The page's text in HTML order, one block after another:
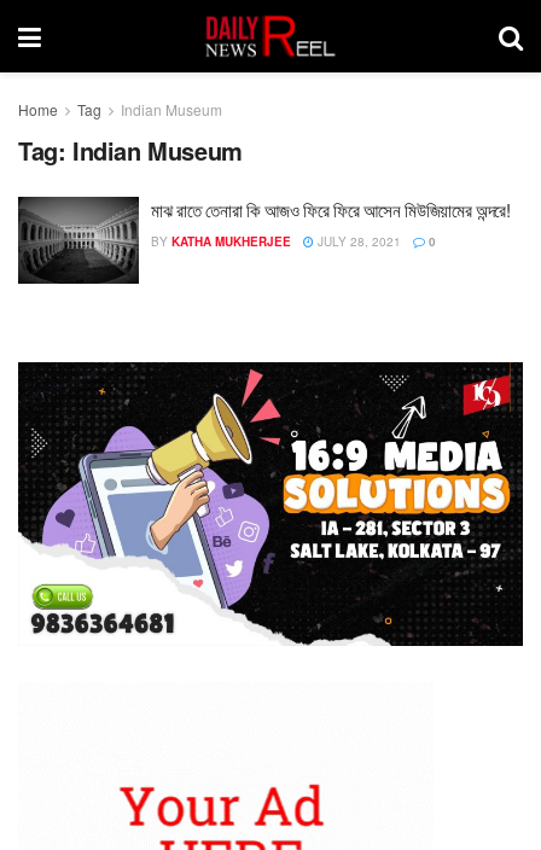
Home Tag Indian Museum
Tag: Indian Museum
মাঝ রাতে তেনারা কি আজও ফিরে ফিরে আসেন মিউজিয়ামের অন্দরে!
BY KATHA MUKHERJEE JULY 28, 2021 0